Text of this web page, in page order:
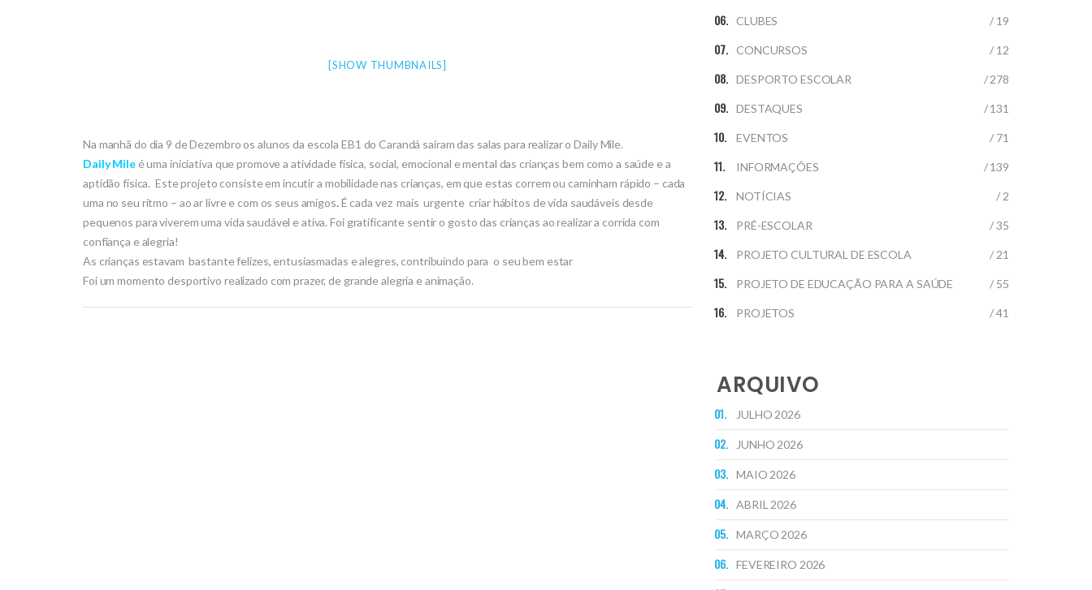
[SHOW THUMBNAILS]
Na manhã do dia 9 de Dezembro os alunos da escola EB1 do Carandá saíram das salas para realizar o Daily Mile.
Daily Mileé uma iniciativa que promove a atividade física, social, emocional e mental das crianças bem como a saúde e a
aptidão física. Este projeto consiste em incutir a mobilidade nas crianças, em que estas correm ou caminham rápido – cada
uma no seu ritmo – ao ar livre e com os seus amigos.É cada vez mais urgente criar hábitos de vida saudáveis desde
pequenos para viverem uma vida saudável e ativa. Foi gratificante sentir o gosto das crianças ao realizar a corrida com
confiança e alegria!
As crianças estavam bastante felizes, entusiasmadas e alegres, contribuindo para o seu bem estar
Foi um momento desportivo realizado com prazer, de grande alegria e animação.
CLUBES / 19
CONCURSOS / 12
DESPORTO ESCOLAR / 278
DESTAQUES / 131
EVENTOS / 71
INFORMAÇÕES / 139
NOTÍCIAS / 2
PRÉ-ESCOLAR / 35
PROJETO CULTURAL DE ESCOLA / 21
PROJETO DE EDUCAÇÃO PARA A SAÚDE / 55
PROJETOS / 41
ARQUIVO
JULHO 2026
JUNHO 2026
MAIO 2026
ABRIL 2026
MARÇO 2026
FEVEREIRO 2026